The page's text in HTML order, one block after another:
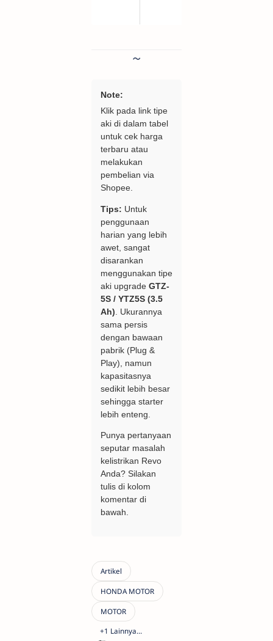
Note:
Klik pada link tipe
aki di dalam tabel
untuk cek harga
terbaru atau
melakukan
pembelian via
Shopee.
Tips: Untuk
penggunaan
harian yang lebih
awet, sangat
disarankan
menggunakan tipe
aki upgrade GTZ-
5S / YTZ5S (3.5
Ah) . Ukurannya
sama persis
dengan bawaan
pabrik (Plug &
Play), namun
kapasitasnya
sedikit lebih besar
sehingga starter
lebih enteng.
Punya pertanyaan
seputar masalah
kelistrikan Revo
Anda? Silakan
tulis di kolom
komentar di
bawah.